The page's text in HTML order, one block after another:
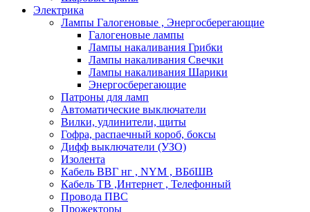
Электрика
Лампы Галогеновые , Энергосберегающие
Галогеновые лампы
Лампы накаливания Грибки
Лампы накаливания Свечки
Лампы накаливания Шарики
Энергосберегающие
Патроны для ламп
Автоматические выключатели
Вилки, удлинители, щиты
Гофра, распаечный короб, боксы
Дифф выключатели (УЗО)
Изолента
Кабель ВВГ нг , NYM , ВБбШВ
Кабель ТВ ,Интернет , Телефонный
Провода ПВС
Прожекторы